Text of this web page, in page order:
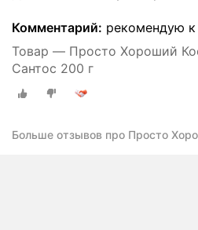
Комментарий: рекомендую к
Товар — Просто Хороший
Сантос 200 г
Больше отзывов про Просто